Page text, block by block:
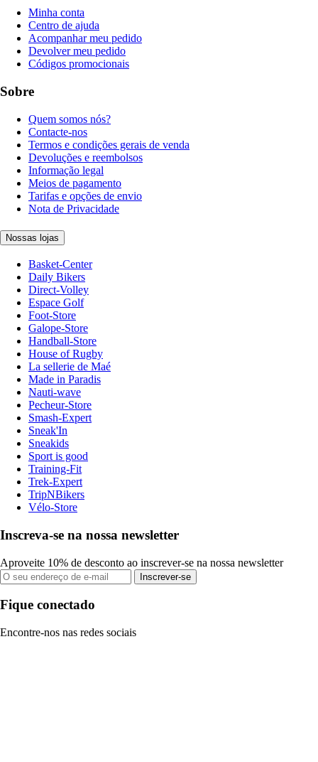
Minha conta
Centro de ajuda
Acompanhar meu pedido
Devolver meu pedido
Códigos promocionais
Sobre
Quem somos nós?
Contacte-nos
Termos e condições gerais de venda
Devoluções e reembolsos
Informação legal
Meios de pagamento
Tarifas e opções de envio
Nota de Privacidade
Nossas lojas
Basket-Center
Daily Bikers
Direct-Volley
Espace Golf
Foot-Store
Galope-Store
Handball-Store
House of Rugby
La sellerie de Maé
Made in Paradis
Nauti-wave
Pecheur-Store
Smash-Expert
Sneak'In
Sneakids
Sport is good
Training-Fit
Trek-Expert
TripNBikers
Vélo-Store
Inscreva-se na nossa newsletter
Aproveite 10% de desconto ao inscrever-se na nossa newsletter
Inscrever-se
Fique conectado
Encontre-nos nas redes sociais